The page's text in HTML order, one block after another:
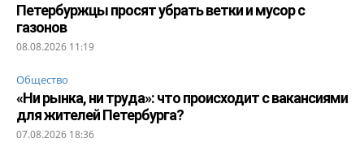
Петербуржцы просят убрать ветки и мусор с
газонов
08.08.2026 11:19
Общество
«Ни рынка, ни труда»: что происходит с вакансиями
для жителей Петербурга?
07.08.2026 18:36